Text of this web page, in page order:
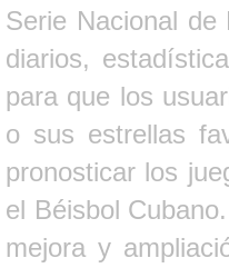
Serie Nacional
diarios,
para que los
o sus estrellas
pronosticar los
el Béisbol
mejora y